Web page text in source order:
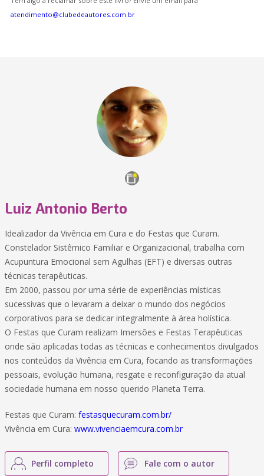
atendimento@clubedeautores.com.br
Luiz Antonio Berto
Idealizador da Vivência em Cura e do Festas que Curam.
Constelador Sistêmico Familiar e Organizacional, trabalha com
Acupuntura Emocional sem Agulhas (EFT) e diversas outras
técnicas terapêuticas.
Em 2000, passou por uma série de experiências místicas
sucessivas que o levaram a deixar o mundo dos negócios
corporativos para se dedicar integralmente à área holística.
O Festas que Curam realizam Imersões e Festas Terapêuticas
onde são aplicadas todas as técnicas e conhecimentos divulgados
nos conteúdos da Vivência em Cura, focando as transformações
pessoais, evolução humana, resgate e reconfiguração da atual
sociedade humana em nosso querido Planeta Terra.
Festas que Curam: festasquecuram.com.br/
Vivência em Cura: www.vivenciaemcura.com.br
Perfil completo Fale com o autor